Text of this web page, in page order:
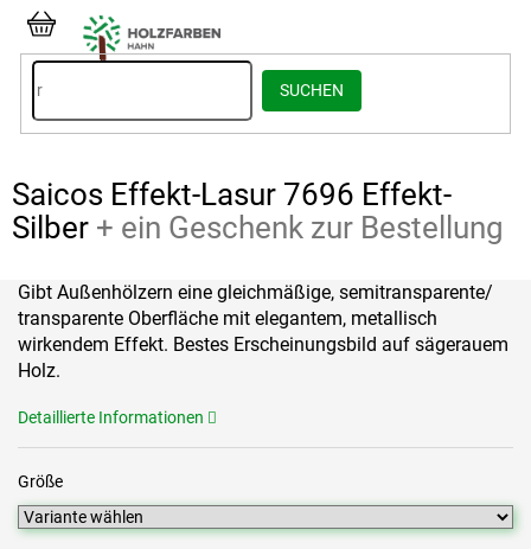
Inhalt
springen
SUCHEN
WARENKORB
Saicos Effekt-Lasur 7696 Effekt-
Silber + ein Geschenk zur Bestellung
Größe
Gibt Außenhölzern eine gleichmäßige, semitransparente/
transparente Oberfläche mit elegantem, metallisch
wirkendem Effekt. Bestes Erscheinungsbild auf sägerauem
Holz.
Detaillierte Informationen